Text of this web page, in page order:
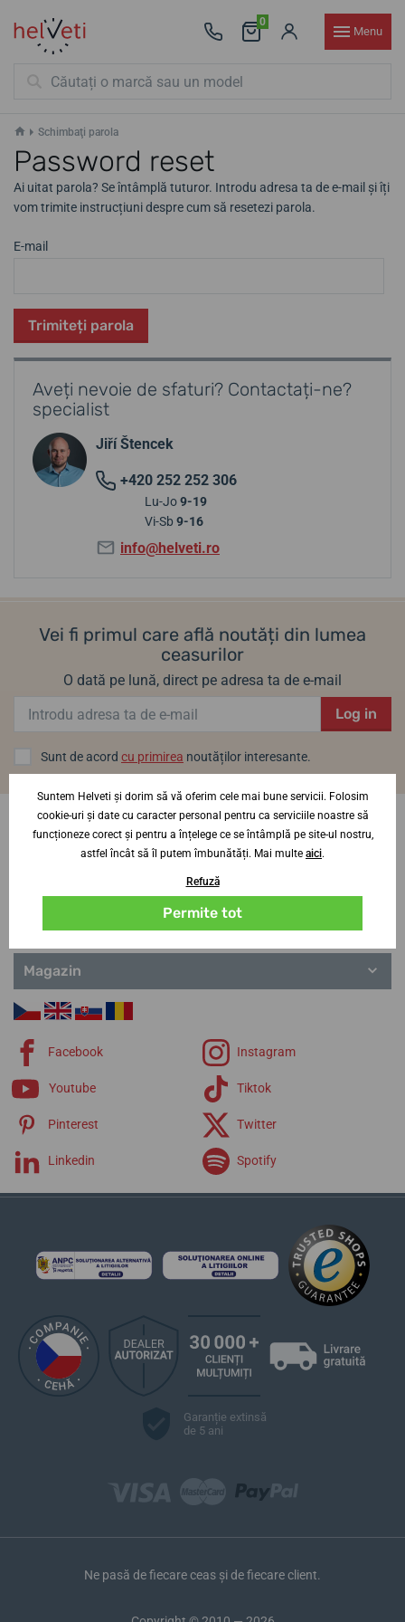
0
Menu
Schimbaţi parola
Password reset
Ai uitat parola? Se întâmplă tuturor. Introdu adresa ta de e-mail și îți
vom trimite instrucțiuni despre cum să resetezi parola.
E-mail
Trimiteți parola
Aveți nevoie de sfaturi? Contactați-ne?
specialist
Jiří Štencek
+420 252 252 306
Lu-Jo9-19
Vi-Sb 9-16
info@helveti.ro
Vei fi primul care află noutăți din lumea
ceasurilor
O dată pe lună, direct pe adresa ta de e-mail
Log in
Sunt de acord cu primirea noutăților interesante.
Serviciu clienți
Magazin
Facebook Instagram
Youtube Tiktok
Pinterest Twitter
Linkedin Spotify
Garanție extinsă
de 5 ani
Ne pasă de fiecare ceas și de fiecare client.
Suntem Helveti și dorim să vă oferim cele mai bune servicii. Folosim
cookie-uri și date cu caracter personal pentru ca serviciile noastre să
funcționeze corect și pentru a înțelege ce se întâmplă pe site-ul nostru,
astfel încât să îl putem îmbunătăți. Mai multe aici.
Refuză
Permite tot